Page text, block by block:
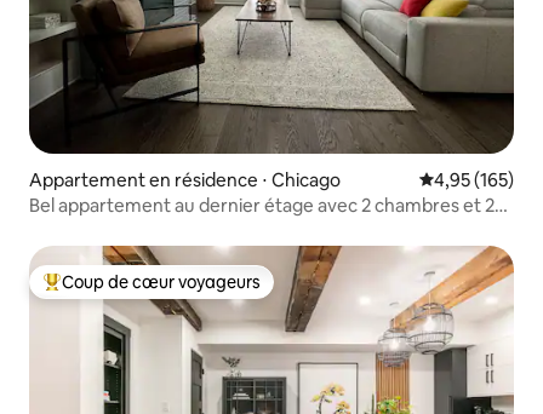
Appartement en résidence ⋅ Chicago Évaluation
4,95 (165)
Bel appartement au dernier étage avec 2 chambres et 2
Coups de cœur voyageurs les plus appréciés
Coup de cœur voyageurs